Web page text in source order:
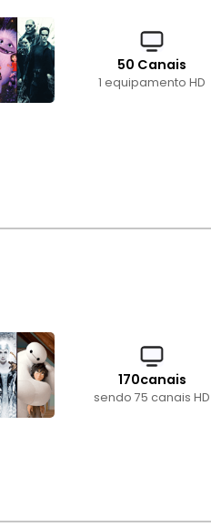
50 Canais
1 equipamento HD
170canais
sendo 75 canais HD